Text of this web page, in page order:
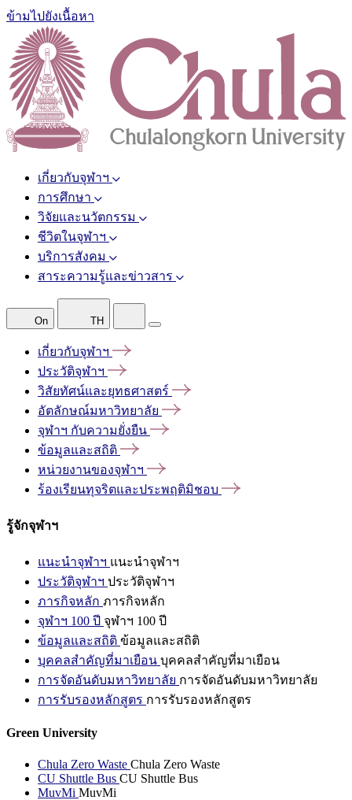
ข้ามไปยังเนื้อหา
เกี่ยวกับจุฬาฯ
การศึกษา
วิจัยและนวัตกรรม
ชีวิตในจุฬาฯ
บริการสังคม
สาระความรู้และข่าวสาร
On TH
เกี่ยวกับจุฬาฯ
ประวัติจุฬาฯ
วิสัยทัศน์และยุทธศาสตร์
อัตลักษณ์มหาวิทยาลัย
จุฬาฯ กับความยั่งยืน
ข้อมูลและสถิติ
หน่วยงานของจุฬาฯ
ร้องเรียนทุจริตและประพฤติมิชอบ
รู้จักจุฬาฯ
แนะนำจุฬาฯ แนะนำจุฬาฯ
ประวัติจุฬาฯ ประวัติจุฬาฯ
ภารกิจหลัก ภารกิจหลัก
จุฬาฯ 100 ปี จุฬาฯ 100 ปี
ข้อมูลและสถิติ ข้อมูลและสถิติ
บุคคลสำคัญที่มาเยือน บุคคลสำคัญที่มาเยือน
การจัดอันดับมหาวิทยาลัย การจัดอันดับมหาวิทยาลัย
การรับรองหลักสูตร การรับรองหลักสูตร
Green University
Chula Zero Waste Chula Zero Waste
CU Shuttle Bus CU Shuttle Bus
MuvMi MuvMi